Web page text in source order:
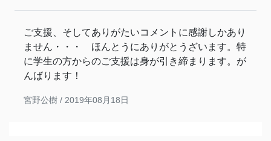
ご支援、そしてありがたいコメントに感謝しかあり
ません・・・ ほんとうにありがとうざいます。特
に学生の方からのご支援は身が引き締まります。が
んばります！
宮野公樹 / 2019年08月18日